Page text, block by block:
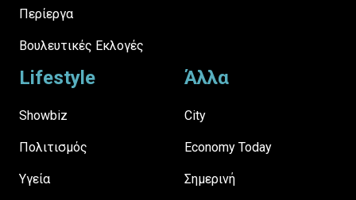
Περίεργα
Βουλευτικές Εκλογές
Lifestyle
Showbiz
Πολιτισμός
Υγεία
Άλλα
City
Economy Today
Σημερινή